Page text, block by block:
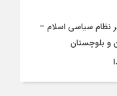
نظام سیاسی اسلام –
و بلوچستان